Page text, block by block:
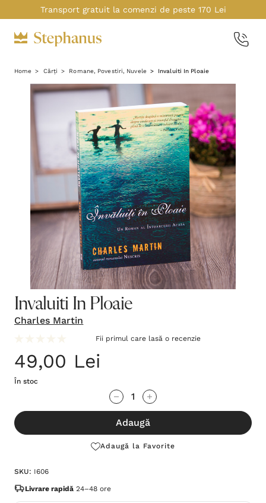
Transport gratuit la comenzi de peste 170 Lei
Home Cărți Romane, Povestiri, Nuvele Invaluiti In Ploaie
Invaluiti In Ploaie
Charles Martin
Fii primul care lasă o recenzie
49,00 Lei
În stoc
te!
Stocul
Adaugă
Adaugă la Favorite
SKU: I606
Livrare rapidă 24–48 ore